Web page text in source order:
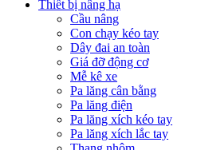
Thiết bị nâng hạ
Cầu nâng
Con chạy kéo tay
Dây đai an toàn
Giá đỡ động cơ
Mễ kê xe
Pa lăng cân bằng
Pa lăng điện
Pa lăng xích kéo tay
Pa lăng xích lắc tay